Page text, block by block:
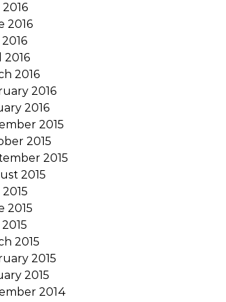
2016
2016
2016
2016
2016
2015
2015
2015
2015
2015
2015
2015
2015
2014